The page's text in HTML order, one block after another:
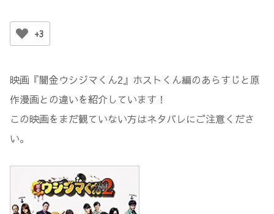
+3
映画『闇金ウシジマくん2』ホストくん編のあらすじと原
作漫画との違いを紹介しています！
この映画をまだ観ていない方はネタバレにご注意くださ
い。